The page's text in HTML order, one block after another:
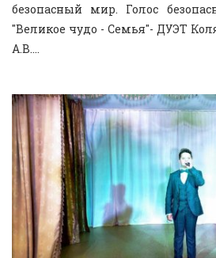
безопасный мир. Голос
"Великое чудо - Семья"- ДУЭТ
А.В....